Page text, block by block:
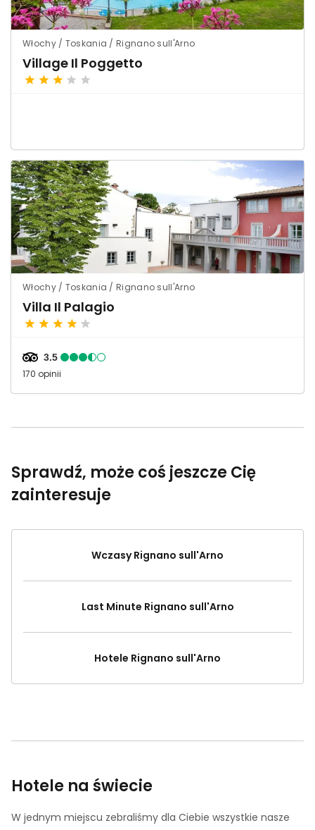
Włochy / Toskania / Rignano sull'Arno
Village Il Poggetto
Włochy / Toskania / Rignano sull'Arno
Villa Il Palagio
3.5
170 opinii
Sprawdź, może coś jeszcze Cię
zainteresuje
Wczasy Rignano sull'Arno
Last Minute Rignano sull'Arno
Hotele Rignano sull'Arno
Hotele na świecie
W jednym miejscu zebraliśmy dla Ciebie wszystkie nasze